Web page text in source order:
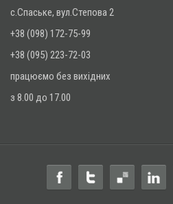
с.Спаське, вул.Степова 2
+38 (098) 172-75-99
+38 (095) 223-72-03
працюємо без вихідних
з 8.00 до 17.00